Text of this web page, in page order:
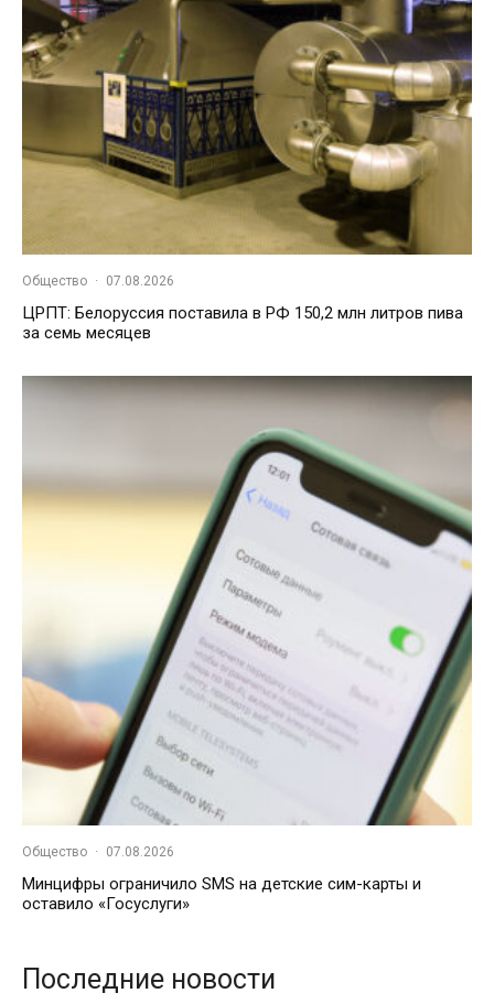
Общество · 07.08.2026
ЦРПТ: Белоруссия поставила в РФ 150,2 млн литров пива
за семь месяцев
Общество · 07.08.2026
Минцифры ограничило SMS на детские сим-карты и
оставило «Госуслуги»
Последние новости